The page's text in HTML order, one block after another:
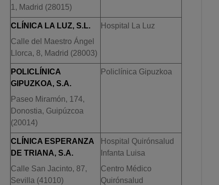
1, Madrid (28015)
CLÍNICA LA LUZ, S.L.
Calle del Maestro Ángel
Llorca, 8, Madrid (28003)
Hospital La Luz
POLICLÍNICA
GIPUZKOA, S.A.
Paseo Miramón, 174,
Donostia, Guipúzcoa
(20014)
Policlínica Gipuzkoa
CLÍNICA ESPERANZA
DE TRIANA, S.A.
Calle San Jacinto, 87,
Sevilla (41010)
Hospital Quirónsalud
Infanta Luisa
Centro Médico
Quirónsalud